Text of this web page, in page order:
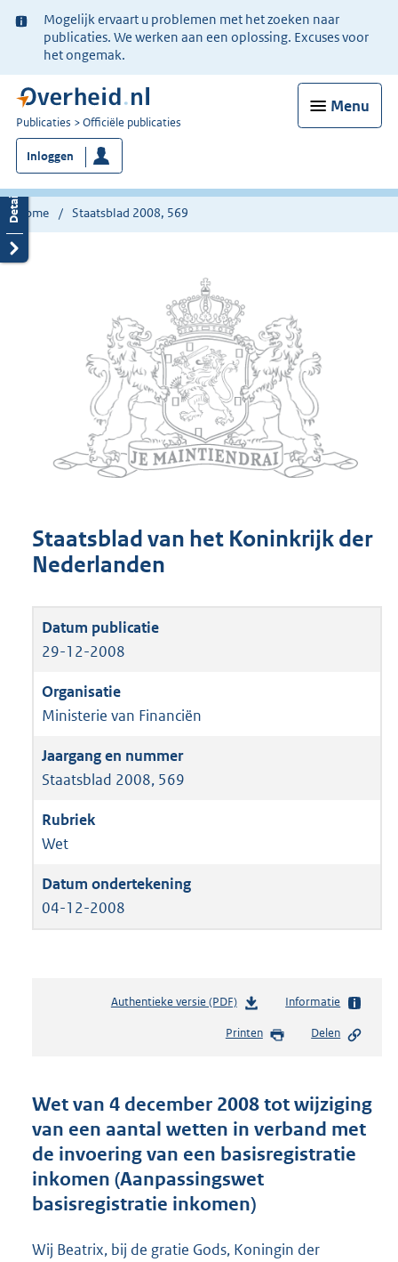
Ter
informatie:
Mogelijk ervaart u problemen met het zoeken naar
publicaties. We werken aan een oplossing. Excuses voor
het ongemak.
Menu
U
bent
nu
hier:
Publicaties Officiële publicaties
Inloggen
Home Staatsblad 2008, 569
Staatsblad van het Koninkrijk der
Nederlanden
29-12-2008
Ministerie van Financiën
Staatsblad 2008, 569
Wet
04-12-2008
Authentieke versie (PDF)b
s
n
d
s
g
o
o
t
Informatie
Printen Delen
Wet van 4 december 2008 tot wijziging
van een aantal wetten in verband met
de invoering van een basisregistratie
inkomen (Aanpassingswet
basisregistratie inkomen)
Wij Beatrix, bij de gratie Gods, Koningin der